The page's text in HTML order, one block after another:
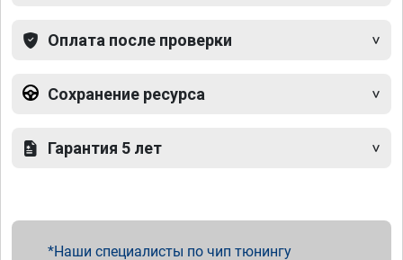
Оплата после проверки
Сохранение ресурса
Гарантия 5 лет
Наши специалисты по чип тюнингу